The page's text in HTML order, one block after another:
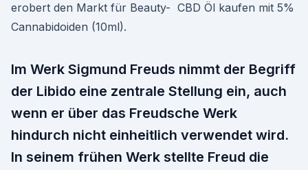
erobert den Markt für Beauty- CBD Öl kaufen mit 5%
Cannabidoiden (10ml).
Im Werk Sigmund Freuds nimmt der Begriff
der Libido eine zentrale Stellung ein, auch
wenn er über das Freudsche Werk
hindurch nicht einheitlich verwendet wird.
In seinem frühen Werk stellte Freud die